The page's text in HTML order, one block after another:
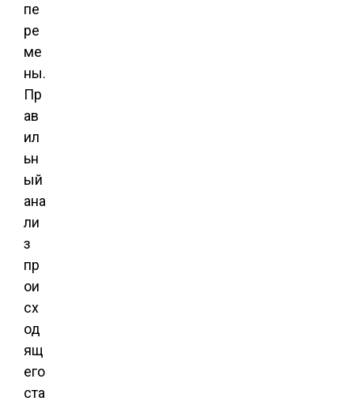
пе
ре
ме
ны.
Пр
ав
ил
ьн
ый
ана
ли
з
пр
ои
сх
од
ящ
его
ста